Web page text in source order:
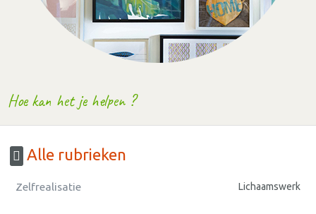
Hoe kan het je helpen ?
Alle rubrieken
Zelfrealisatie Lichaamswerk